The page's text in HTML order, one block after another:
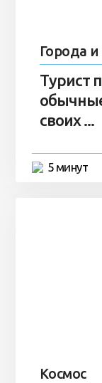
Города
Турист
своих ...
5 минут
Космос